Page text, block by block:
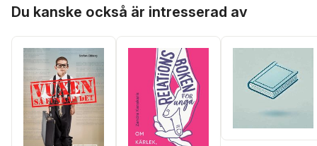
Du kanske också är intresserad av